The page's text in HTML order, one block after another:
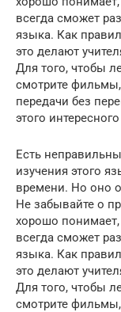
всегда сможет
языка. Как
это делают
Для того, чтобы
смотрите
передачи без
этого
Есть
изучения этого
времени. Но оно
Не забывайте о
хорошо
всегда сможет
языка. Как
это делают
Для того, чтобы
смотрите